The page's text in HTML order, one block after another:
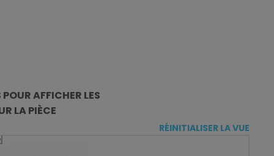
POUR AFFICHER LES
LA PIÈCE
RÉINITIALISER LA VUE